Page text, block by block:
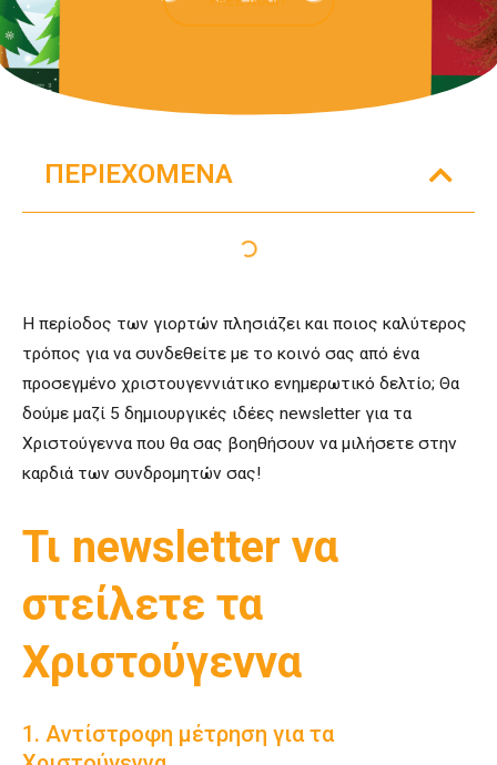
ΠΕΡΙΕΧΌΜΕΝΑ
Η περίοδος των γιορτών πλησιάζει και ποιος καλύτερος
τρόπος για να συνδεθείτε με το κοινό σας από ένα
προσεγμένο χριστουγεννιάτικο ενημερωτικό δελτίο; Θα
δούμε μαζί 5 δημιουργικές ιδέες newsletter για τα
Χριστούγεννα που θα σας βοηθήσουν να μιλήσετε στην
καρδιά των συνδρομητών σας!
Τι newsletter να
στείλετε τα
Χριστούγεννα
1. Αντίστροφη μέτρηση για τα